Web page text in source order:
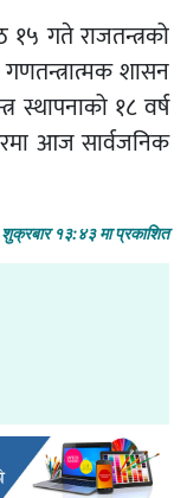
गते राजतन्त्रको
शासन
स्थापनाको १८ वर्ष
आज सार्वजनिक
१३:४३ मा प्रकाशित